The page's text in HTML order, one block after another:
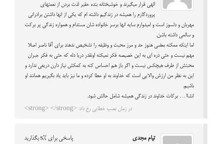
الهی قرار میگیرند و خوشبختانه بنده حقیر لذت بردن از نعمتهای
پروردگارم را همیشه در زندگیم داشته ام که یکی از انها داشتن برادرانی
مهربان و دلسوز است و امیدوارم سایه انها برسر خانواده شان مستدام و همواره زندگی پر برکت
و سالمی داشته باشن.
اما اینکه ممکنه بعضی هنوز حد و مرز محبت و وظیفه را تشخیص ندهند برای آقا ناصر اصلا
مهم نیست و حتی ذره ای به این خصیصه فکر نمیکنه اونقدر دریا دله که حتی به فکر جبران
محبتش از طرف هیچکس نیست و اگر باز هم احساس کنه به کمکش نیاز دارن دریغی ندارد و
این به نظر من ارزش والایی است که خداوند به او عطا کرده و ما نیز باید یاد بگیریم همانند او
باشیم.
انشاا… برکات خداوند در زندگی همیشه شامل حالش شود.
در زمان نصب خطایی رخ داد: <strong> </strong>
تیام مجدی پاسخی برای %s بگذارید